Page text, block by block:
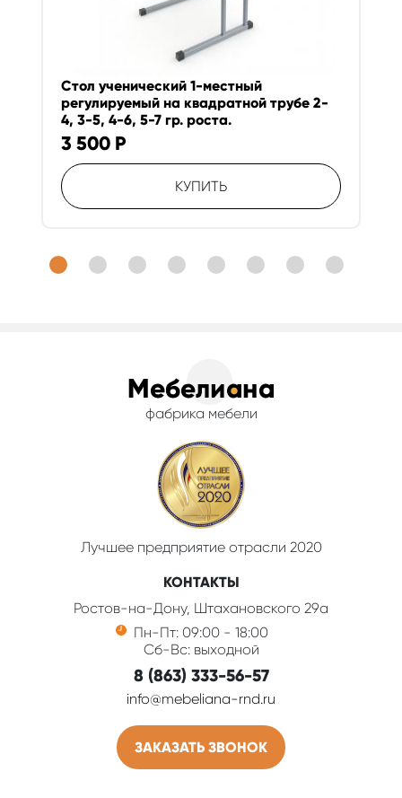
Стол ученический 1-местный
регулируемый на квадратной трубе 2-
4, 3-5, 4-6, 5-7 гр. роста.
3 500 Р
КУПИТЬ
фабрика мебели
Лучшее предприятие отрасли 2020
КОНТАКТЫ
Ростов-на-Дону, Штахановского 29а
Пн-Пт: 09:00 - 18:00
Сб-Вс: выходной
8 (863) 333-56-57
info@mebeliana-rnd.ru
ЗАКАЗАТЬ ЗВОНОК